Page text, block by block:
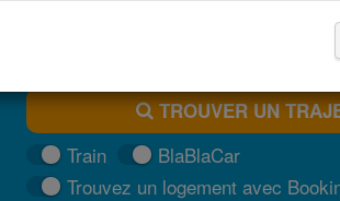
TROUVER UN
Train
BlaBlaCar
Trouvez un logement avec